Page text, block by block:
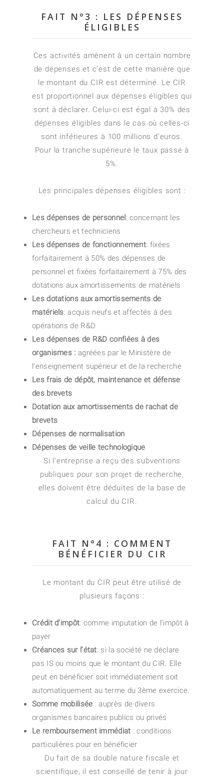
FAIT N°3 : LES DÉPENSES
ÉLIGIBLES
Ces activités amènent à un certain nombre
de dépenses et c’est de cette manière que
le montant du CIR est déterminé. Le CIR
est proportionnel aux dépenses éligibles qui
sont à déclarer. Celui-ci est égal à 30% des
dépenses éligibles dans le cas où celles-ci
sont inférieures à 100 millions d’euros.
Pour la tranche supérieure le taux passe à
5%.
Les principales dépenses éligibles sont :
Les dépenses de personnel : concernant les
chercheurs et techniciens
Les dépenses de fonctionnement: fixées
forfaitairement à 50% des dépenses de
personnel et fixées forfaitairement à 75% des
dotations aux amortissements de matériels
Les dotations aux amortissements de
matériels: acquis neufs et affectés à des
opérations de R&D
Les dépenses de R&D confiées à des
organismes : agréées par le Ministère de
l’enseignement supérieur et de la recherche
Les frais de dépôt, maintenance et défense
des brevets
Dotation aux amortissements de rachat de
brevets
Dépenses de normalisation
Dépenses de veille technologique
Si l’entreprise a reçu des subventions
publiques pour son projet de recherche,
elles doivent être déduites de la base de
calcul du CIR.
FAIT N°4 : COMMENT
BÉNÉFICIER DU CIR
Le montant du CIR peut être utilisé de
plusieurs façons :
Crédit d’impôt: comme imputation de l’impôt à
payer
Créances sur l’état: si la société ne déclare
pas IS ou moins que le montant du CIR. Elle
peut en bénéficier soit immédiatement soit
automatiquement au terme du 3ème exercice.
Somme mobilisée : auprès de divers
organismes bancaires publics ou privés
Le remboursement immédiat : conditions
particulières pour en bénéficier
Du fait de sa double nature fiscale et
scientifique, il est conseillé de tenir à jour